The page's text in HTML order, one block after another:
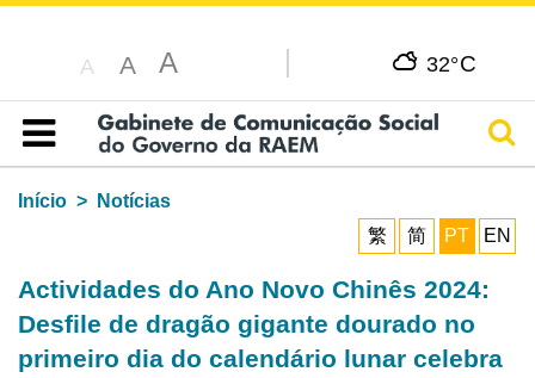
A A A 32°C
Índice
Início
Notícias
繁
简 PT EN
Actividades do Ano Novo Chinês 2024:
Desfile de dragão gigante dourado no
primeiro dia do calendário lunar celebra